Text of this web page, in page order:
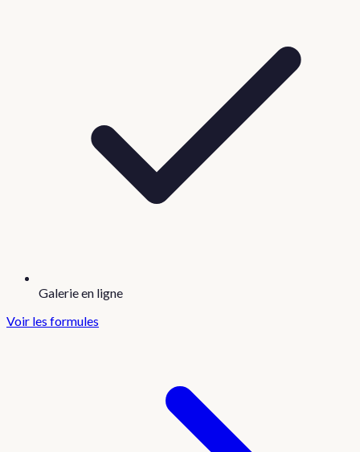
Galerie en ligne
Voir les formules